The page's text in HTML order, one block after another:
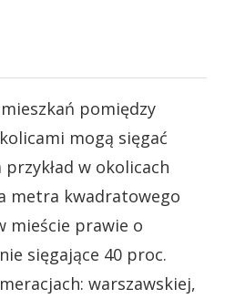
pomiędzy
mogą sięgać
w okolicach
metra kwadratowego
mieście prawie o
sięgające 40 proc.
warszawskiej,